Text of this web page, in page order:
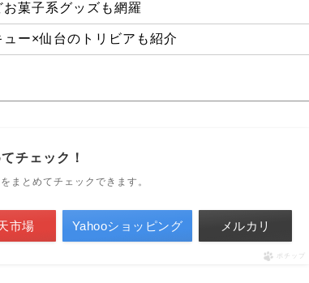
菓子系グッズも網羅
ー×仙台のトリビアも紹介
チェック！
まとめてチェックできます。
市場 Yahooショッピング メルカリ
ポチップ